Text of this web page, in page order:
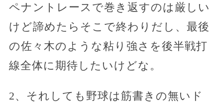
ペナントレースで巻き返すのは厳しい
けど諦めたらそこで終わりだし、最後
の佐々木のような粘り強さを後半戦打
線全体に期待したいけどな。
2、それしても野球は筋書きの無いド